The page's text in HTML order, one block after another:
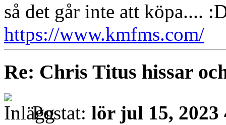
så det går inte att köpa....
https://www.kmfms.com/
Re: Chris Titus hissar
Postat: lör jul 15, 2023